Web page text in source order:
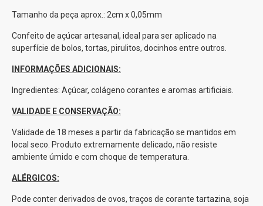
Tamanho da peça aprox.: 2cm x 0,05mm
Confeito de açúcar artesanal, ideal para ser aplicado na
superfície de bolos, tortas, pirulitos, docinhos entre outros.
INFORMAÇÕES ADICIONAIS:
Ingredientes: Açúcar, colágeno corantes e aromas artificiais.
VALIDADE E CONSERVAÇÃO:
Validade de 18 meses a partir da fabricação se mantidos em
local seco. Produto extremamente delicado, não resiste
ambiente úmido e com choque de temperatura.
ALÉRGICOS:
Pode conter derivados de ovos, traços de corante tartazina, soja